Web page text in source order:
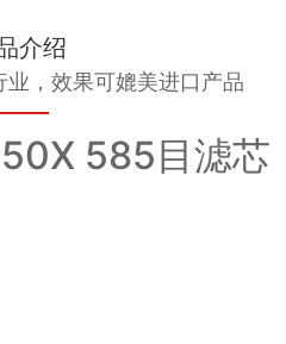
介绍
，效果可媲美进口产品
585目滤芯